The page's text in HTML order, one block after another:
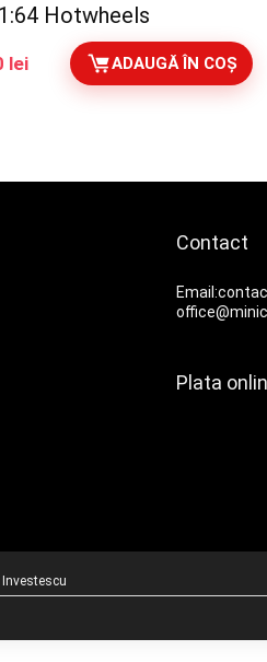
Hotwheels
lei ADAUGĂ ÎN COȘ
Contact
Plata
Investescu